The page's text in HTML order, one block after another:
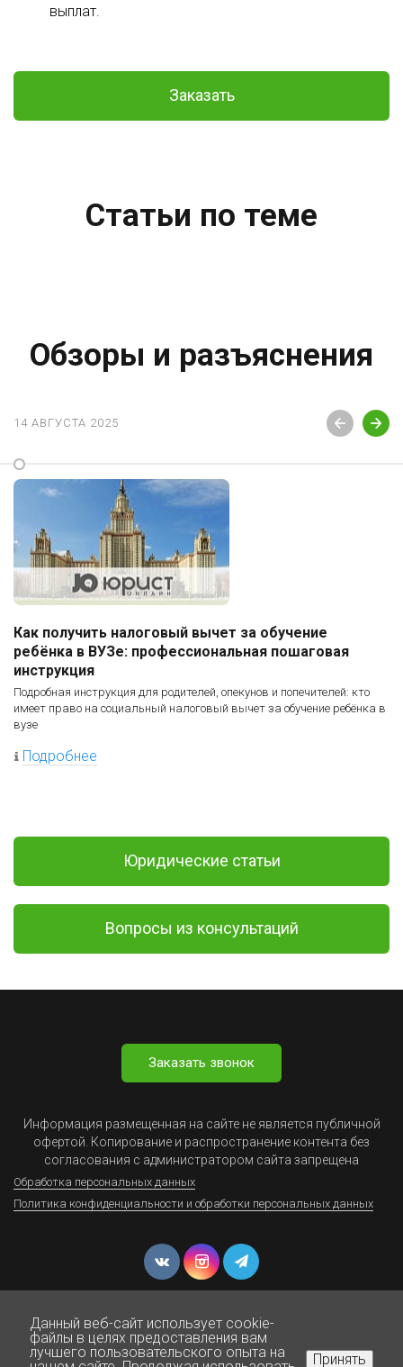
выплат.
Заказать
Статьи по теме
Обзоры и разъяснения
14 АВГУСТА 2025
Как получить налоговый вычет за обучение
ребёнка в ВУЗе: профессиональная пошаговая
инструкция
Подробная инструкция для родителей, опекунов и попечителей: кто
имеет право на социальный налоговый вычет за обучение ребёнка в
вузе
Подробнее
Юридические статьи
Вопросы из консультаций
Заказать звонок
Информация размещенная на сайте не является публичной
офертой. Копирование и распространение контента без
согласования с администратором сайта запрещена
Обработка персональных данных
Политика конфиденциальности и обработки персональных данных
Данный веб-сайт использует cookie-
файлы в целях предоставления вам
лучшего пользовательского опыта на
Принять